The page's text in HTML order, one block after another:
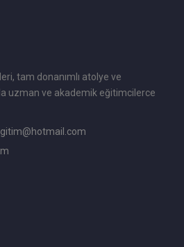
tam donanımlı atolye ve
uzman ve akademik eğitimcilerce